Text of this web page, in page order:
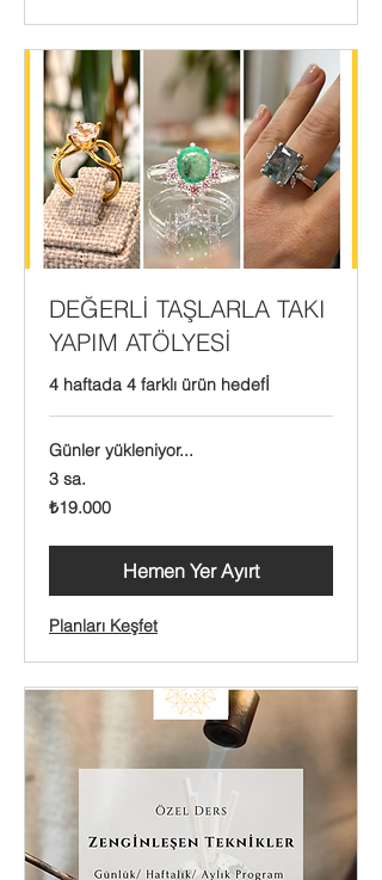
DEĞERLİ TAŞLARLA TAKI
YAPIM ATÖLYESİ
4 haftada 4 farklı ürün hedefİ
Günler yükleniyor...
3 sa.
₺19.000
Türk
₺19.000
Hemen Yer Ayırt
Planları Keşfet